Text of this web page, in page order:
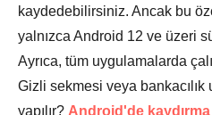
Aşama 1.
kaydedebilirsiniz. Ancak bu
yalnızca Android 12 ve üzeri
Ayrıca, tüm uygulamalarda
Gizli sekmesi veya bankacılık
yapılır? Android'de